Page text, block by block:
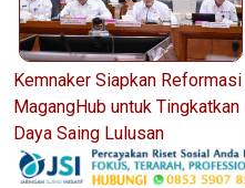
Kemnaker Siapkan Reformasi
MagangHub untuk Tingkatkan
Daya Saing Lulusan